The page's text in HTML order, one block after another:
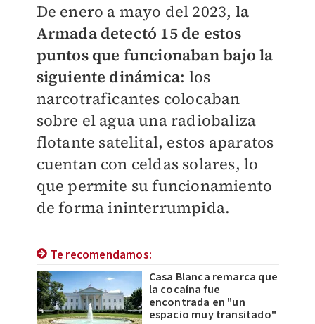
De enero a mayo del 2023, la
Armada detectó 15 de estos
puntos que funcionaban bajo la
siguiente dinámica: los
narcotraficantes colocaban
sobre el agua una radiobaliza
flotante satelital, estos aparatos
cuentan con celdas solares, lo
que permite su funcionamiento
de forma ininterrumpida.
Te recomendamos:
Casa Blanca remarca que
la cocaína fue
encontrada en "un
espacio muy transitado"